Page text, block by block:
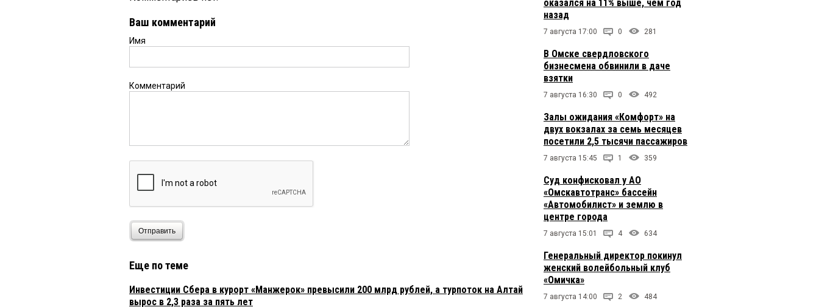
Ваш комментарий
Имя
Комментарий
Отправить
Еще по теме
Инвестиции Сбера в курорт «Манжерок» превысили 200 млрд рублей, а турпоток на Алтай
вырос в 2,3 раза за пять лет
оказался на 11% выше, чем год
назад
7 августа 17:00 0 281
В Омске свердловского
бизнесмена обвинили в даче
взятки
7 августа 16:30 0 492
Залы ожидания «Комфорт» на
двух вокзалах за семь месяцев
посетили 2,5 тысячи пассажиров
7 августа 15:45 1 359
Суд конфисковал у АО
«Омскавтотранс» бассейн
«Автомобилист» и землю в
центре города
7 августа 15:01 4 634
Генеральный директор покинул
женский волейбольный клуб
«Омичка»
7 августа 14:00 2 484